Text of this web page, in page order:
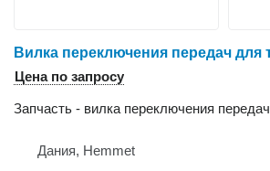
Цена по запросу
Запчасть - вилка переключения передач
Дания, Hemmet